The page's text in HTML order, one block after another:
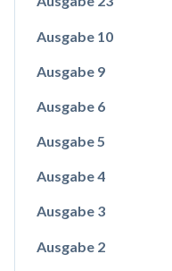
Ausgabe 10
Ausgabe 9
Ausgabe 6
Ausgabe 5
Ausgabe 4
Ausgabe 3
Ausgabe 2